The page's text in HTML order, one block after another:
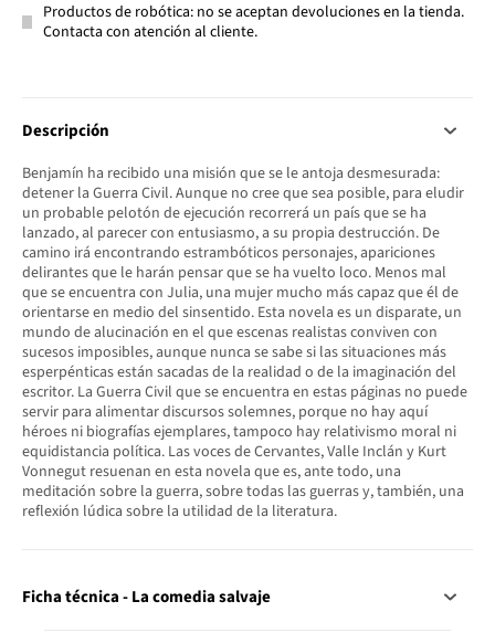
Productos de robótica: no se aceptan devoluciones en la tienda.
Contacta con atención al cliente.
Descripción
Benjamín ha recibido una misión que se le antoja desmesurada:
detener la Guerra Civil. Aunque no cree que sea posible, para eludir
un probable pelotón de ejecución recorrerá un país que se ha
lanzado, al parecer con entusiasmo, a su propia destrucción. De
camino irá encontrando estrambóticos personajes, apariciones
delirantes que le harán pensar que se ha vuelto loco. Menos mal
que se encuentra con Julia, una mujer mucho más capaz que él de
orientarse en medio del sinsentido. Esta novela es un disparate, un
mundo de alucinación en el que escenas realistas conviven con
sucesos imposibles, aunque nunca se sabe si las situaciones más
esperpénticas están sacadas de la realidad o de la imaginación del
escritor. La Guerra Civil que se encuentra en estas páginas no puede
servir para alimentar discursos solemnes, porque no hay aquí
héroes ni biografías ejemplares, tampoco hay relativismo moral ni
equidistancia política. Las voces de Cervantes, Valle Inclán y Kurt
Vonnegut resuenan en esta novela que es, ante todo, una
meditación sobre la guerra, sobre todas las guerras y, también, una
reflexión lúdica sobre la utilidad de la literatura.
Ficha técnica - La comedia salvaje